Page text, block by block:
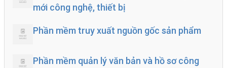
mới công nghệ, thiết bị
Phần mềm truy xuất nguồn gốc sản phẩm
Phần mềm quản lý văn bản và hồ sơ công